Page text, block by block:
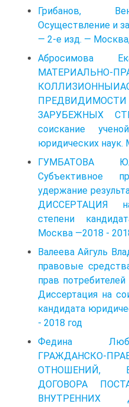
Грибанов,
Осуществление и
— 2-е изд. —
Абросимова
ЗАРУБЕЖНЫХ
соискание
юридических наук.
ГУМБАТОВА
Субъективное
удержание
ДИССЕРТАЦИЯ
степени
Москва —2018 -
Валеева Айгуль
правовые
прав
Диссертация на
кандидата
- 2018 год
Федина
ГРАЖДАНСКО-
ОТНОШЕНИЙ,
ДОГОВОРА
ВНУТРЕННИХ